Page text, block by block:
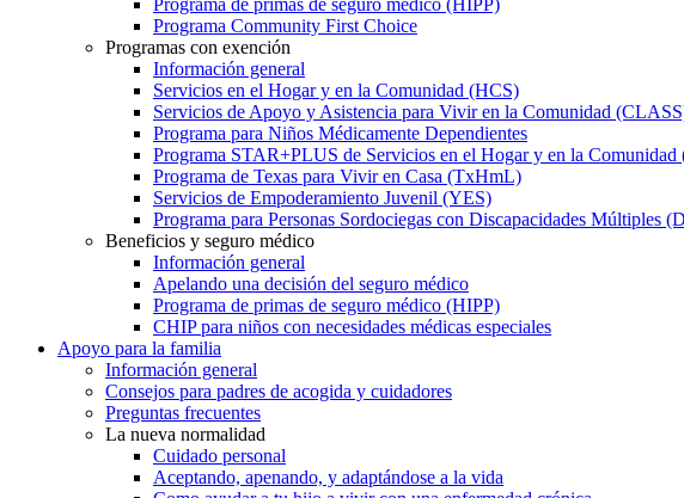
Programa Community First Choice
Programas con exención
Información general
Servicios en el Hogar y en la Comunidad (HCS)
Servicios de Apoyo y Asistencia para Vivir en la Comunidad
Programa para Niños Médicamente Dependientes
Programa STAR+PLUS de Servicios en el Hogar y en la
Programa de Texas para Vivir en Casa (TxHmL)
Servicios de Empoderamiento Juvenil (YES)
Programa para Personas Sordociegas con Discapacidades Múltiples
Beneficios y seguro médico
Información general
Apelando una decisión del seguro médico
Programa de primas de seguro médico (HIPP)
CHIP para niños con necesidades médicas especiales
Apoyo para la familia
Información general
Consejos para padres de acogida y cuidadores
Preguntas frecuentes
La nueva normalidad
Cuidado personal
Aceptando, apenando, y adaptándose a la vida